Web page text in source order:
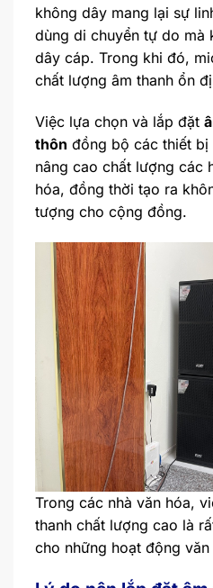
không dây mang lại sự
dùng di chuyển tự do mà
dây cáp. Trong khi đó,
chất lượng âm thanh ổn
Việc lựa chọn và lắp đặt
thôn đồng bộ các thiết bị
nâng cao chất lượng các
hóa, đồng thời tạo ra
tượng cho cộng đồng.
Trong các nhà văn hóa,
thanh chất lượng cao là
cho những hoạt động